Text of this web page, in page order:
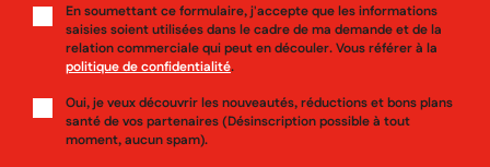
En soumettant ce formulaire, j'accepte que les informations
saisies soient utilisées dans le cadre de ma demande et de la
relation commerciale qui peut en découler. Vous référer à la
politique de confidentialité.
Oui, je veux découvrir les nouveautés, réductions et bons plans
santé de vos partenaires (Désinscription possible à tout
moment, aucun spam).